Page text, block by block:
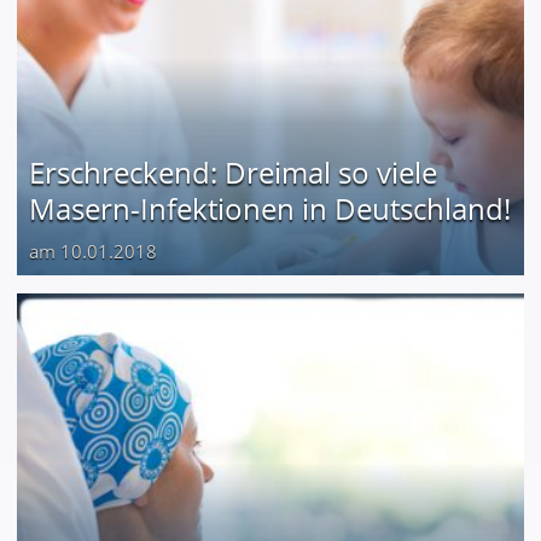
Erschreckend: Dreimal so viele
Masern-Infektionen in Deutschland!
am 10.01.2018